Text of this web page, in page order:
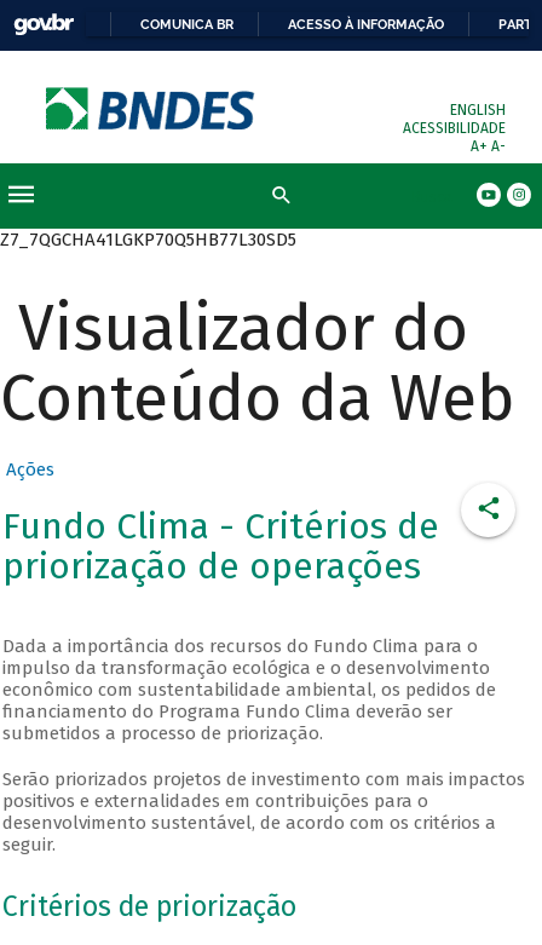
COMUNICA BR ACESSO À INFORMAÇÃO
ENGLISH
ACESSIBILIDADE
A+ A-
Z7_7QGCHA41LGKP70Q5HB77L30SD5
Visualizador do
Conteúdo da Web
Ações
Fundo Clima - Critérios de
priorização de operações
Dada a importância dos recursos do Fundo Clima para o
impulso da transformação ecológica e o desenvolvimento
econômico com sustentabilidade ambiental, os pedidos de
financiamento do Programa Fundo Clima deverão ser
submetidos a processo de priorização.
Serão priorizados projetos de investimento com mais impactos
positivos e externalidades em contribuições para o
desenvolvimento sustentável, de acordo com os critérios a
seguir.
Critérios de priorização